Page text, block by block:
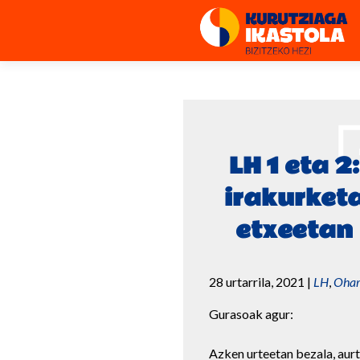
LH 1 eta 2:
etxeetan
28 urtarrila, 2021 | LH,
Gurasoak agur:
Azken urteetan bezala,